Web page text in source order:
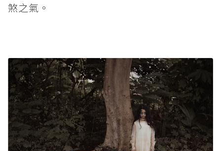
煞之氣。